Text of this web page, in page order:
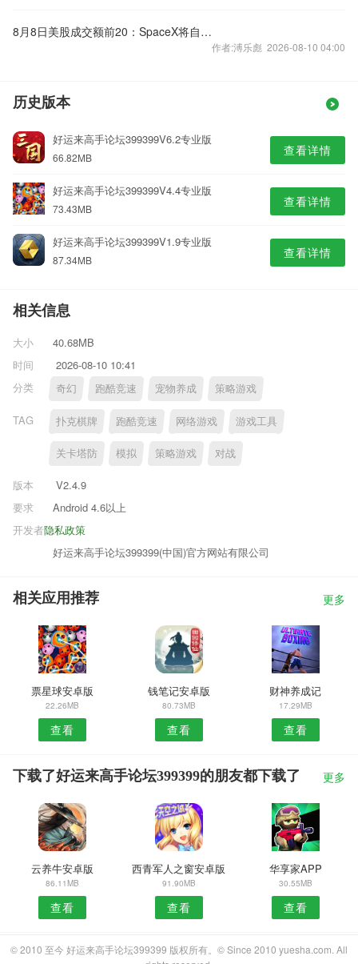
8月8日美股成交额前20：SpaceX将自建发电厂保障电力供应
作者:溥乐彪 2026-08-10 04:00
历史版本
好运来高手论坛399399V6.2专业版
66.82MB 查看详情
好运来高手论坛399399V4.4专业版
73.43MB 查看详情
好运来高手论坛399399V1.9专业版
87.34MB 查看详情
相关信息
大小
40.68MB
时间
2026-08-10 10:41
分类
奇幻 跑酷竞速 宠物养成 策略游戏
TAG 扑克棋牌 跑酷竞速 网络游戏 游戏工具
关卡塔防 模拟 策略游戏 对战
版本
V2.4.9
要求
Android 4.6以上
隐私政策
开发者
好运来高手论坛399399(中国)官方网站有限公司
相关应用推荐 更多
票星球安卓版
22.26MB
查看
钱笔记安卓版
80.73MB
查看
财神养成记
17.29MB
查看
下载了好运来高手论坛399399的朋友都下载了 更多
云养牛安卓版
86.11MB
查看
西青军人之窗安卓版
91.90MB
查看
华享家APP
30.55MB
查看
© 2010 至今 好运来高手论坛399399 版权所有。© Since 2010 yuesha.com. All